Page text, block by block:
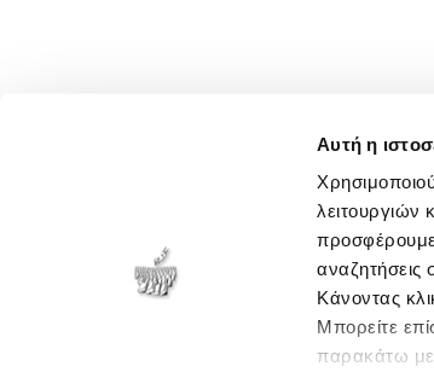
Αυτή η
λειτουργιών
προσφέρουμε
αναζητήσεις
Κάνοντας
Μπορείτε
παρακάτω με